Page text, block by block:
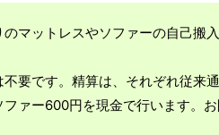
マットレスやソファーの自己搬入
要です。精算は、それぞれ従来
ァー600円を現金で行います。